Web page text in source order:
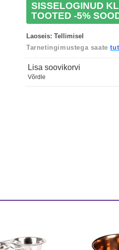
SISSELOGINUD
TOOTED -5%
Laoseis: Tellimisel
Tarnetingimustega saate
Lisa soovikorvi
Võrdle